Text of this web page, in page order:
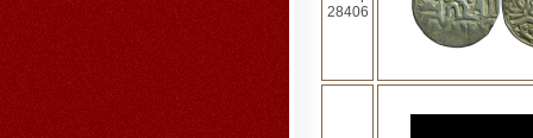
28406